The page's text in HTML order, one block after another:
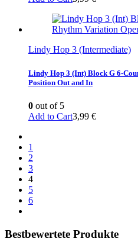
Lindy Hop 3 (Intermediate)
Lindy Hop 3 (Int) Block G 6-
Position Out and In
0 out of 5
Add to Cart3,99 €
1
2
3
4
5
6
Bestbewertete Produkte